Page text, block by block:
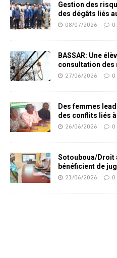
Gestion des
des dégâts liés
08/07/2026
BASSAR: Une
consultation des
27/06/2026
Des femmes
des conflits liés
26/06/2026
Sotouboua/Droit
bénéficient de
21/06/2026